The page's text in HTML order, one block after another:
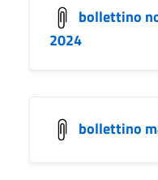
bollettino
2024
bollettino